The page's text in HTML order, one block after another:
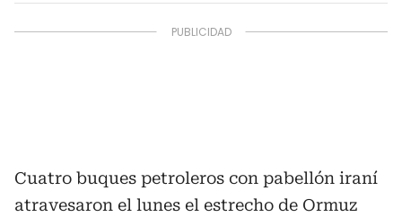
Cuatro buques petroleros con pabellón iraní
atravesaron el lunes el estrecho de Ormuz